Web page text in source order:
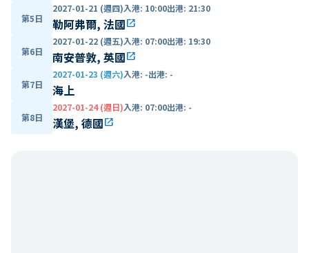
第5日
2027-01-21 (週四)入港: 10:00出港: 21:30
勒阿弗爾, 法國open_in_new
第6日
2027-01-22 (週五)入港: 07:00出港: 19:30
南安普敦, 英國open_in_new
第7日
2027-01-23 (週六)入港: -出港: -
海上
第8日
2027-01-24 (週日)入港: 07:00出港: -
漢堡, 德國open_in_new